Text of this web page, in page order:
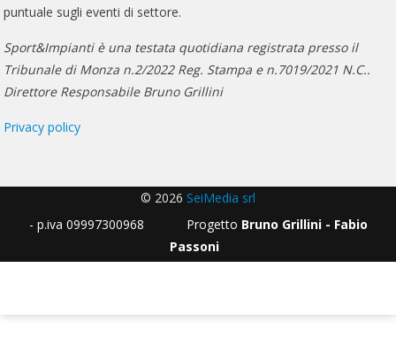
puntuale sugli eventi di settore.
Sport&Impianti è una testata quotidiana registrata presso il
Tribunale di Monza n.2/2022 Reg. Stampa e n.7019/2021 N.C..
Direttore Responsabile Bruno Grillini
Privacy policy
© 2026 SeiMedia srl
- p.iva 09997300968 Progetto Bruno Grillini - Fabio
Passoni